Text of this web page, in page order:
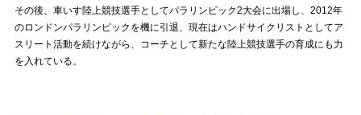
その後、車いす陸上競技選手としてパラリンピック2大会に出場し、2012年
のロンドンパラリンピックを機に引退、現在はハンドサイクリストとしてア
スリート活動を続けながら、コーチとして新たな陸上競技選手の育成にも力
を入れている。